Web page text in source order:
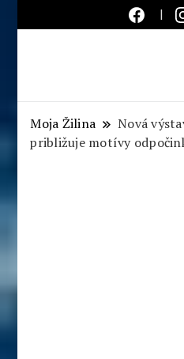
Moja Žilina
Nová
približuje motívy